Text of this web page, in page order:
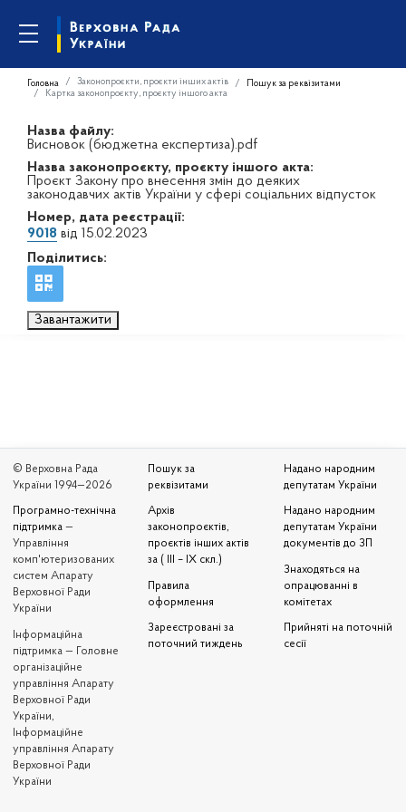
Головна Законопроєкти, проєкти інших актів
Пошук за реквізитами
Картка законопроєкту, проєкту іншого акта
Назва файлу:
Висновок (бюджетна експертиза).pdf
Назва законопроєкту, проєкту іншого акта:
Проєкт Закону про внесення змін до деяких
законодавчих актів України у сфері соціальних відпусток
Номер, дата реєстрації:
9018 від 15.02.2023
Поділитись:
Завантажити
© Верховна Рада
України 1994—2026
Програмно-технічна
підтримка —
Управління
комп'ютеризованих
систем Апарату
Верховної Ради
України
Iнформаційна
підтримка — Головне
організаційне
управління Апарату
Верховної Ради
України,
Інформаційне
управління Апарату
Верховної Ради
України
Пошук за
реквізитами
Архів
законопроєктів,
проєктів інших актів
за ( III – IX скл.)
Правила
оформлення
Зареєстровані за
поточний тиждень
Надано народним
депутатам України
Надано народним
депутатам України
документів до ЗП
Знаходяться на
опрацюванні в
комітетах
Прийняті на поточній
сесії